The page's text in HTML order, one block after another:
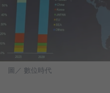
圖／ 數位時代